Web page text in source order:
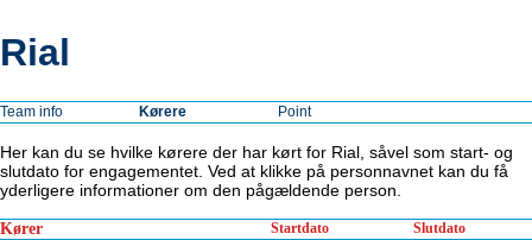
Rial
Team info Kørere Point
Her kan du se hvilke kørere der har kørt for Rial, såvel som start- og
slutdato for engagementet. Ved at klikke på personnavnet kan du få
yderligere informationer om den pågældende person.
Kører Startdato Slutdato